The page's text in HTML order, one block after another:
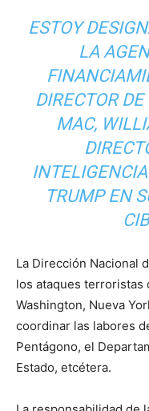
ESTOY
LA
DIRECTOR
MAC,
TRUMP EN
La Dirección Nacional
los ataques terroristas
Washington, Nueva
coordinar las labores
Pentágono, el
Estado, etcétera.